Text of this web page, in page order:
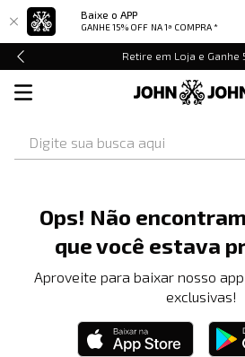
Baixe o APP
GANHE 15% OFF NA 1ª COMPRA *
Retire em Loja e Ganhe
Ops! Não
que você estava
Aproveite para baixar nosso
exclusivas!